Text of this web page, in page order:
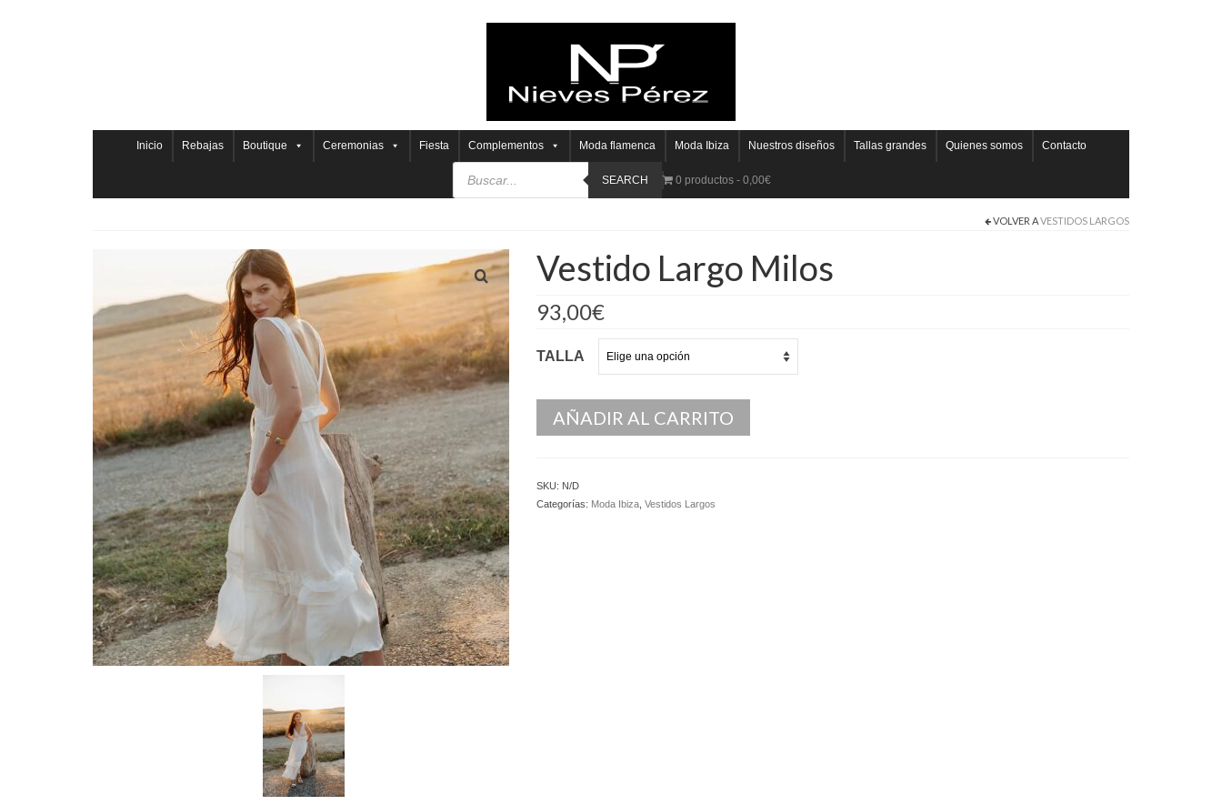
Inicio Rebajas Boutique Ceremonias Fiesta Complementos Moda flamenca Moda Ibiza Nuestros diseños Tallas grandes Quienes somos Contacto
SEARCH 0 productos 0,00€
VOLVER AVESTIDOS LARGOS
Vestido Largo Milos
93,00€
TALLA
AÑADIR AL CARRITO
SKU: N/D
Categorías: Moda Ibiza, Vestidos Largos